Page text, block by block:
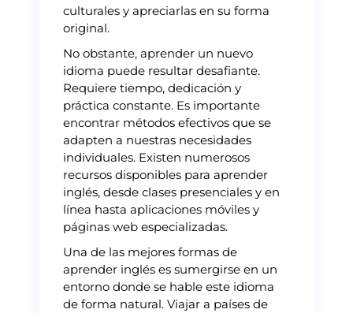
culturales y apreciarlas en su forma
original.
No obstante, aprender un nuevo
idioma puede resultar desafiante.
Requiere tiempo, dedicación y
práctica constante. Es importante
encontrar métodos efectivos que se
adapten a nuestras necesidades
individuales. Existen numerosos
recursos disponibles para aprender
inglés, desde clases presenciales y en
línea hasta aplicaciones móviles y
páginas web especializadas.
Una de las mejores formas de
aprender inglés es sumergirse en un
entorno donde se hable este idioma
de forma natural. Viajar a países de